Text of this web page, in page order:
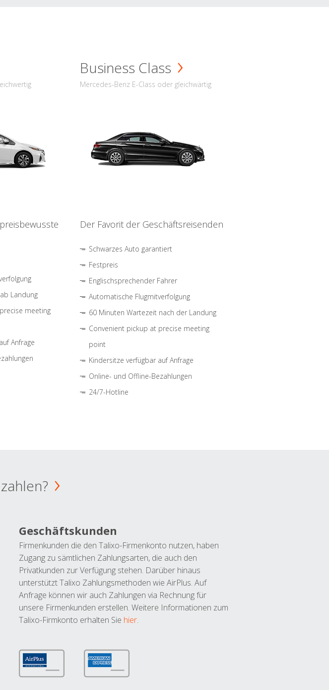
Landung
meeting
Anfrage
Business Class
Mercedes-Benz E-Class oder gleichwärtig
Der Favorit der Geschäftsreisenden
Schwarzes Auto garantiert
Festpreis
Englischsprechender Fahrer
Automatische Flugmitverfolgung
60 Minuten Wartezeit nach der Landung
Convenient pickup at precise meeting
point
Kindersitze verfügbar auf Anfrage
Online- und Offline-Bezahlungen
24/7-Hotline
Geschäftskunden
Firmenkunden die den Talixo-Firmenkonto nutzen, haben
Zugang zu sämtlichen Zahlungsarten, die auch den
Privatkunden zur Verfügung stehen. Darüber hinaus
unterstützt Talixo Zahlungsmethoden wie AirPlus. Auf
Anfrage können wir auch Zahlungen via Rechnung für
unsere Firmenkunden erstellen. Weitere Informationen zum
Talixo-Firmkonto erhalten Sie hier.